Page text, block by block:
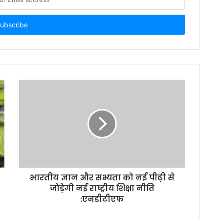
भारतीय ज्ञान और सभ्यता को नई पीढ़ी से
जोड़ेगी नई राष्ट्रीय शिक्षा नीति
:एनडीटीएफ